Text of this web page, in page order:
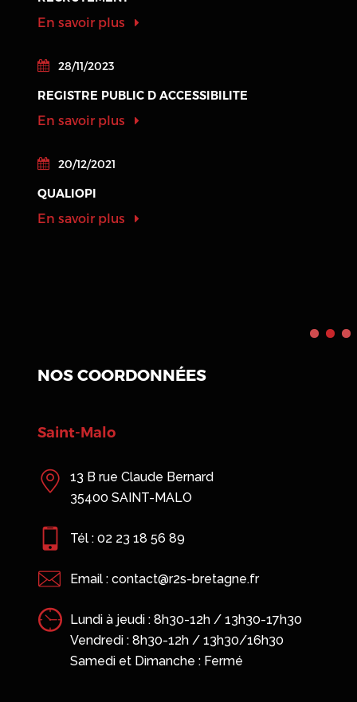
En savoir plus
28/11/2023
REGISTRE PUBLIC D ACCESSIBILITE
En savoir plus
20/12/2021
QUALIOPI
En savoir plus
NOS COORDONNÉES
Saint-Malo
13 B rue Claude Bernard
35400 SAINT-MALO
Tél : 02 23 18 56 89
Email : contact@r2s-bretagne.fr
Lundi à jeudi : 8h30-12h / 13h30-17h30
Vendredi : 8h30-12h / 13h30/16h30
Samedi et Dimanche : Fermé